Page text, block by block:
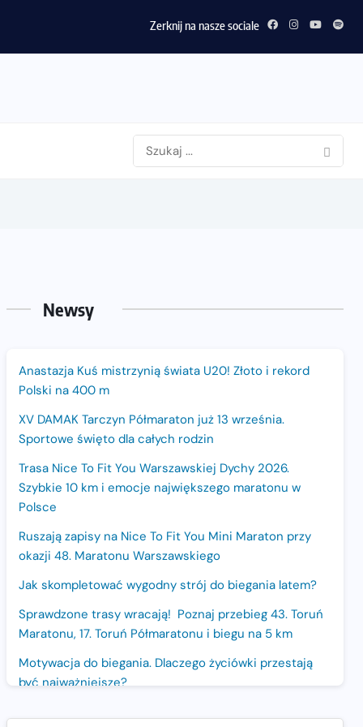
Zerknij na nasze sociale
Newsy
Anastazja Kuś mistrzynią świata U20! Złoto i rekord
Polski na 400 m
XV DAMAK Tarczyn Półmaraton już 13 września.
Sportowe święto dla całych rodzin
Trasa Nice To Fit You Warszawskiej Dychy 2026.
Szybkie 10 km i emocje największego maratonu w
Polsce
Ruszają zapisy na Nice To Fit You Mini Maraton przy
okazji 48. Maratonu Warszawskiego
Jak skompletować wygodny strój do biegania latem?
Sprawdzone trasy wracają! Poznaj przebieg 43. Toruń
Maratonu, 17. Toruń Półmaratonu i biegu na 5 km
Motywacja do biegania. Dlaczego życiówki przestają
być najważniejsze?